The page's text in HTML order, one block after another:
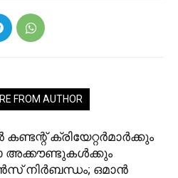
FROM AUTHOR
കണ്ടന്റ് ക്രിയേറ്റർമാർക്കും
അക്കൗണ്ടുകൾക്കും
നിർബന്ധം; ഒമാൻ